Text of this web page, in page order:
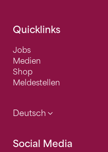
Quicklinks
Jobs
Medien
Shop
Meldestellen
Deutsch
Social Media